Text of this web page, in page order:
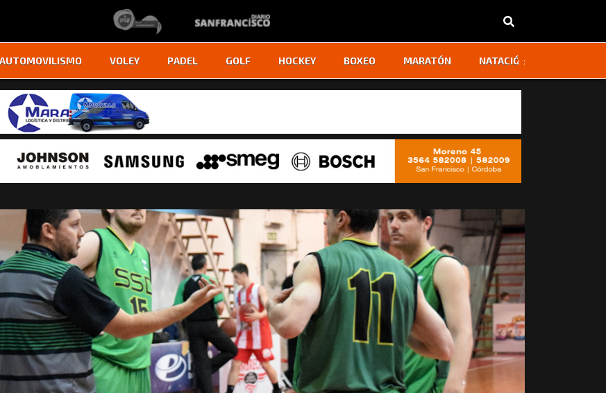
AUTOMOVILISMO VOLEY PADEL GOLF HOCKEY BOXEO MARATÓN NATACIÓN
‹ ›